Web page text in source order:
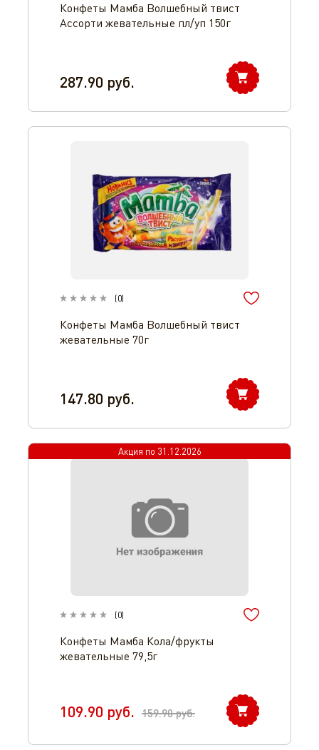
Конфеты Мамба Волшебный твист
Ассорти жевательные пл/уп 150г
287.90 руб.
(0)
Конфеты Мамба Волшебный твист
жевательные 70г
147.80 руб.
Акция по 31.12.2026
(0)
Конфеты Мамба Кола/фрукты
жевательные 79,5г
109.90 руб. 159.90руб.